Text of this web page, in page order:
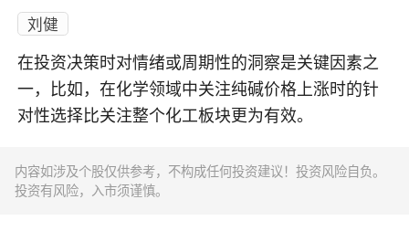
刘健
在投资决策时对情绪或周期性的洞察是关键因素之
一，比如，在化学领域中关注纯碱价格上涨时的针
对性选择比关注整个化工板块更为有效。
内容如涉及个股仅供参考，不构成任何投资建议！投资风险自负。
投资有风险，入市须谨慎。